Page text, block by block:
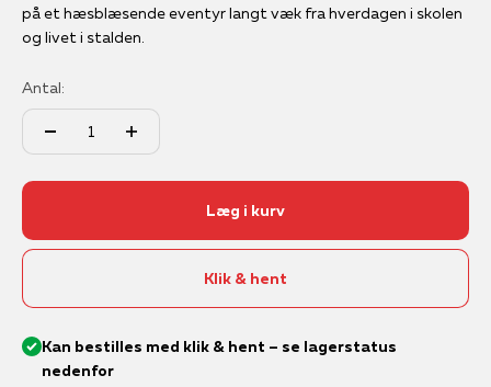
på et hæsblæsende eventyr langt væk fra hverdagen i skolen
og livet i stalden.
Antal:
Læg i kurv
Klik & hent
Kan bestilles med klik & hent – se lagerstatus
nedenfor